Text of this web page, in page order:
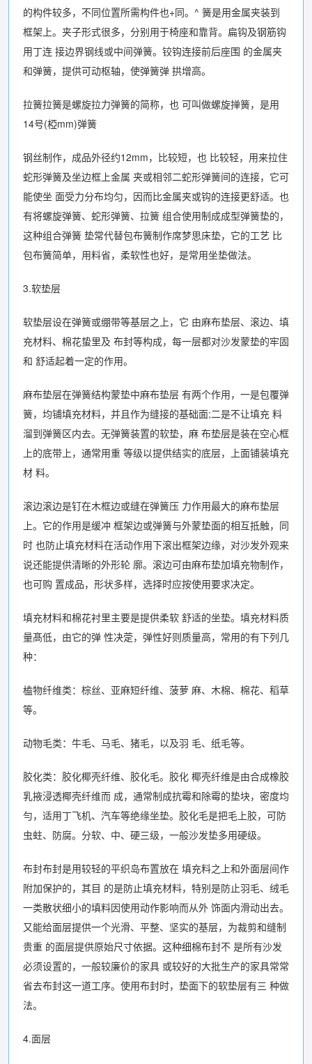
的构件较多，不同位置所需构件也+同。^ 簧是用金属夹装到
框架上。夹子形式很多，分别用于椅座和靠背。扁钩及钢筋钩
用丁连 接边界钢线或中间弹簧。铰钩连接前后座围 的金属夹
和弹簧，提供可动枢轴，使弹簧弹 拱增高。
拉簧拉簧是螺旋拉力弹簧的简称，也 可叫做螺旋掸簧，是用
14号(椏mm)弹簧
钢丝制作，成品外径约12mm，比较短，也 比较轻，用来拉住
蛇形弹簧及坐边框上金属 夹或相邻二蛇形弹簧间的连接，它可
能使坐 面受力分布均匀，因而比金属夹或钩的连接更舒适。也
有将螺旋弹簧、蛇形弹簧、拉簧 组合使用制成成型弹簧垫的，
这种组合弹簧 垫常代替包布簧制作席梦思床垫，它的工艺 比
包布簧简单，用料省，柔软性也好，是常用坐垫做法。
3.软垫层
软垫层设在弹簧或绷带等基层之上，它 由麻布垫层、滚边、填
充材料、棉花蛰里及 布封等构成，每一层都对沙发蒙垫的牢固
和 舒适起着一定的作用。
麻布垫层在弹簧结构蒙垫中麻布垫层 有两个作用，一是包覆弹
簧，均铺填充材料，并且作为缝接的基础面;二是不让填充 料
溜到弹簧区内去。无弹簧装置的软垫，麻 布垫层是装在空心框
上的底带上，通常用重 等级以提供结实的底层，上面铺装填充
材 料。
滚边滚边是钉在木框边或缝在弹簧压 力作用最大的麻布垫层
上。它的作用是缓冲 框架边或弹簧与外蒙垫面的相互抵触，同
时 也防止填充材料在活动作用下滚出框架边缘，对沙发外观来
说还能提供清晰的外形轮 廓。滚边可由麻布垫加填充物制作，
也可购 置成品，形状多样，选择时应按使用要求决定。
填充材料和棉花衬里主要是提供柔软 舒适的坐垫。填充材料质
量髙低，由它的弹 性决萣，弹性好则质量高，常用的有下列几
种：
榼物纤维类：棕丝、亚麻短纤维、菠萝 麻、木棉、棉花、稻草
等。
动物毛类：牛毛、马毛、猪毛，以及羽 毛、纸毛等。
胶化类：胶化椰壳纤维、胶化毛。胶化 椰壳纤维是由合成橡胶
乳掖浸透椰壳纤维而 成，通常制成抗霉和除霉的垫块，密度均
勻，适用丁飞机、汽车等绝缘坐垫。胶化毛是把毛上胶，可防
虫蛀、防腐。分软、中、硬三级，一般沙发垫多用硬级。
布封布封是用较轻的平织岛布置放在 填充料之上和外面层间作
附加保护的，其目 的是防止填充材料，特别是防止羽毛、绒毛
一类散状细小的填料因使用动作影响而从外 饰面内滑动出去。
又能给面层提供一个光滑、平整、坚实的基层，为裁剪和缝制
贵重 的面层提供原始尺寸依据。这种细棉布封不 是所有沙发
必须设置的，一般较廉价的家具 或较好的大批生产的家具常常
省去布封这一道工序。使用布封时，垫面下的软垫层有三 种做
法。
4.面层